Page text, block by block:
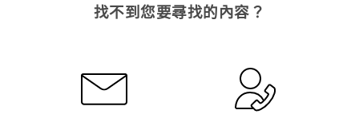
找不到您要尋找的內容？